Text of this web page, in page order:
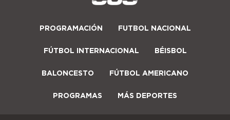
PROGRAMACIÓN FUTBOL NACIONAL
FÚTBOL INTERNACIONAL BÉISBOL
BALONCESTO FÚTBOL AMERICANO
PROGRAMAS MÁS DEPORTES